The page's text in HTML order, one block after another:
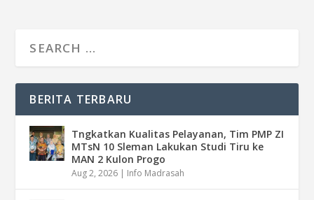
BERITA TERBARU
Tngkatkan Kualitas Pelayanan, Tim PMP ZI
MTsN 10 Sleman Lakukan Studi Tiru ke
MAN 2 Kulon Progo
Aug 2, 2026 | Info Madrasah